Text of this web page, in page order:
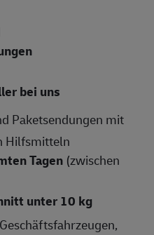
bei uns
Paketsendungen mit
Hilfsmitteln
Tagen (zwischen
unter 10 kg